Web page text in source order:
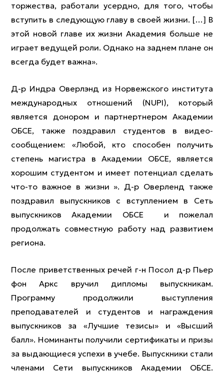
торжества, работали усердно, для того, чтобы
вступить в следующую главу в своей жизни. […] В
этой новой главе их жизни Академия больше не
играет ведущей роли. Однако на заднем плане он
всегда будет важна».
Д-р Индра Оверлэнд из Норвежского института
международных отношений (NUPI), который
является донором и партнертнером Академии
ОБСЕ, также поздравил студентов в видео-
сообщением: «Любой, кто способен получить
степень магистра в Академии ОБСЕ, является
хорошим студентом и имеет потенциал сделать
что-то важное в жизни ». Д-р Оверленд также
поздравил выпускников с вступлением в Сеть
выпускников Академии ОБСЕ и пожелал
продолжать совместную работу над развитием
региона.
После приветственных речей г-н Посол д-р Пьер
фон Аркс вручил дипломы выпускникам.
Программу продолжили выступления
преподавателей и студентов и награждения
выпускников за «Лучшие тезисы» и «Высший
балл». Номинанты получили сертификаты и призы
за выдающиеся успехи в учебе. Выпускники стали
членами Сети выпускников Академии ОБСЕ.